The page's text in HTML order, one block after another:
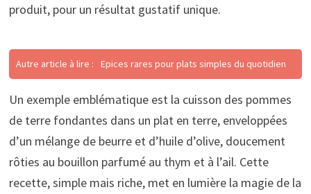
produit, pour un résultat gustatif unique.
Autre article à lire : Epices rares pour plats simples du quotidien
Un exemple emblématique est la cuisson des pommes
de terre fondantes dans un plat en terre, enveloppées
d’un mélange de beurre et d’huile d’olive, doucement
rôties au bouillon parfumé au thym et à l’ail. Cette
recette, simple mais riche, met en lumière la magie de la